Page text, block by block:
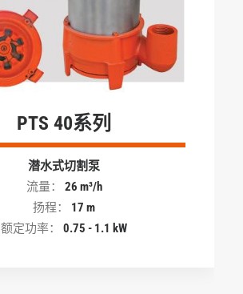
PTS 40系列
潜水式切割泵
流量： 26 m³/h
扬程： 17 m
额定功率： 0.75 - 1.1 kW